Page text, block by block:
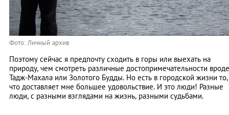
Фото: Личный архив
Поэтому сейчас я предпочту сходить в горы или выехать на
природу, чем смотреть различные достопримечательности вроде
Тадж-Махала или Золотого Будды. Но есть в городской жизни то,
что доставляет мне большее удовольствие. И это люди! Разные
люди, с разными взглядами на жизнь, разными судьбами.